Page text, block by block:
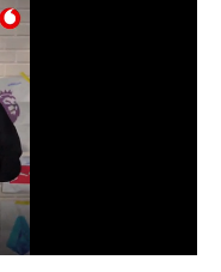
الدوري السعودي